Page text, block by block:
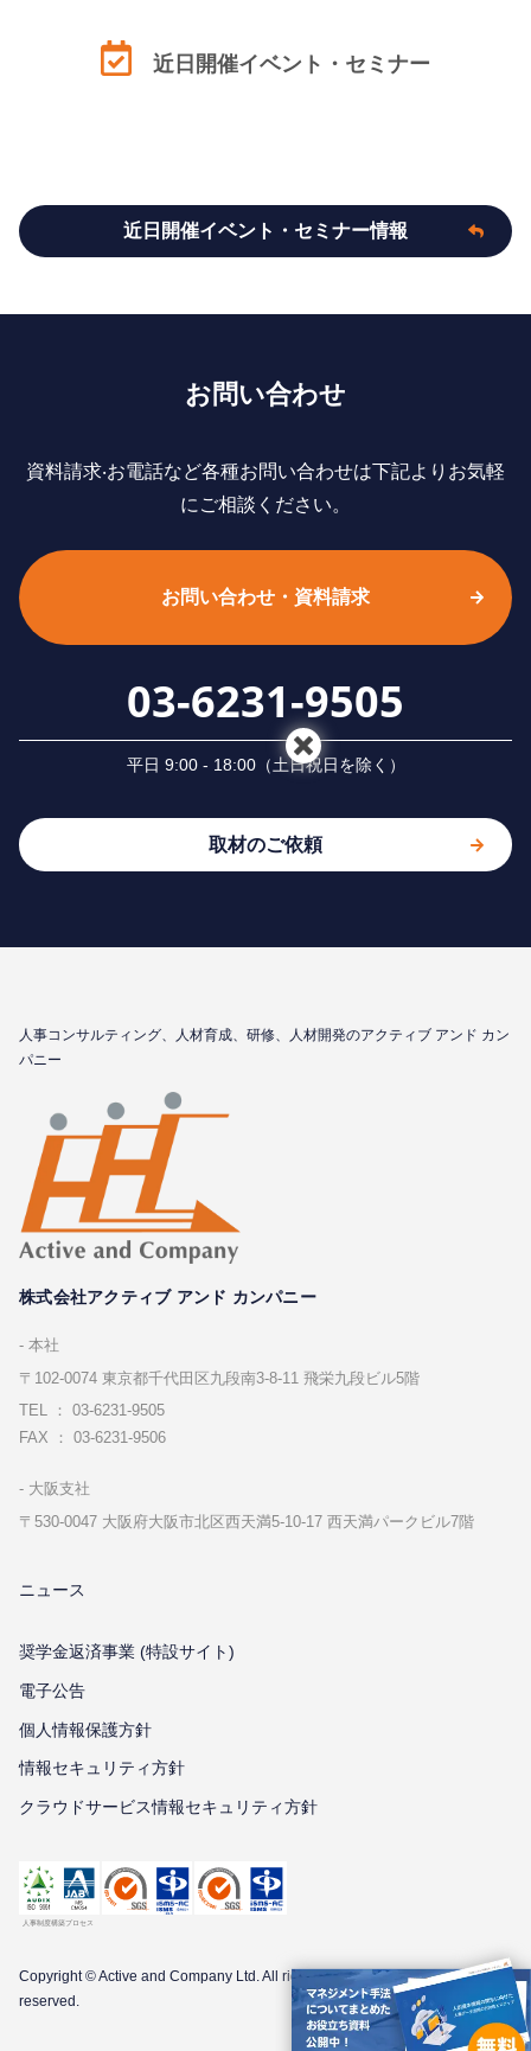
近日開催イベント・セミナー
近日開催イベント・セミナー情報
お問い合わせ
資料請求‧お電話など各種お問い合わせは下記よりお気軽
にご相談ください。
お問い合わせ・資料請求
03-6231-9505
平⽇ 9:00 - 18:00（⼟⽇祝⽇を除く）
取材のご依頼
⼈事コンサルティング、⼈材育成、研修、⼈材開発のアクティブ アンド カン
パニー
株式会社アクティブ アンド カンパニー
本社
〒102-0074 東京都千代⽥区九段南3-8-11 飛栄九段ビル5階
TEL ： 03-6231-9505
FAX ： 03-6231-9506
⼤阪⽀社
〒530-0047 ⼤阪府⼤阪市北区⻄天満5-10-17 ⻄天満パークビル7階
ニュース
奨学金返済事業 (特設サイト)
電子公告
個⼈情報保護⽅針
情報セキュリティ⽅針
クラウドサービス情報セキュリティ方針
Copyright © Active and Company Ltd. All rights
reserved.